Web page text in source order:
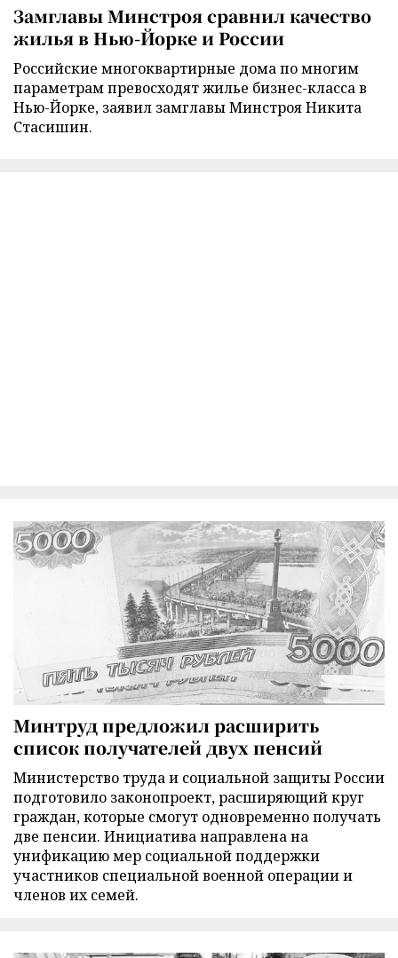
Замглавы Минстроя сравнил качество
жилья в Нью-Йорке и России
Российские многоквартирные дома по многим
параметрам превосходят жилье бизнес-класса в
Нью-Йорке, заявил замглавы Минстроя Никита
Стасишин.
Минтруд предложил расширить
список получателей двух пенсий
Министерство труда и социальной защиты России
подготовило законопроект, расширяющий круг
граждан, которые смогут одновременно получать
две пенсии. Инициатива направлена на
унификацию мер социальной поддержки
участников специальной военной операции и
членов их семей.